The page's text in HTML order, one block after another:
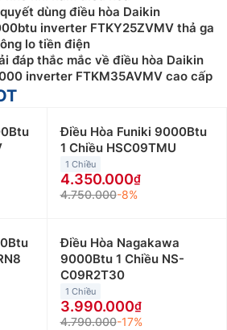
dùng điều hòa Daikin
inverter FTKY25ZVMV thả ga
lo tiền điện
đáp thắc mắc về điều hòa Daikin
inverter FTKM35AVMV cao cấp
Điều Hòa Funiki 9000Btu
1 Chiều HSC09TMU
1 Chiều
4.350.000
4.750.000-8%
Điều Hòa Nagakawa
9000Btu 1 Chiều NS-
C09R2T30
1 Chiều
3.990.000
4.790.000-17%